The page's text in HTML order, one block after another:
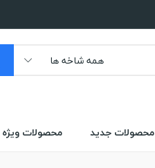
همه شاخه ها
محصولات جدید محصولات ویژه